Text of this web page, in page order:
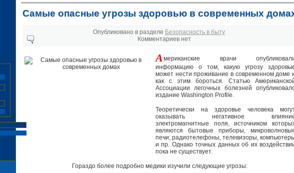
Самые опасные угрозы здоровью в современных
Опубликовано в разделе Безопасность в быту
Комментариев нет
Американские врачи
информацию о том, какую угрозу
может нести проживание в современном доме
как с этим бороться. Статью
Ассоциации легочных болезней
издание Washington Profile.
Теоретически на здоровье человека
оказывать негативное
электромагнитные поля, источником
являются бытовые приборы,
печи, радиотелефоны, телевизоры,
и пр. Однако точных данных об их
пока не существует.
Гораздо более подробно медики изучили следующие угрозы: